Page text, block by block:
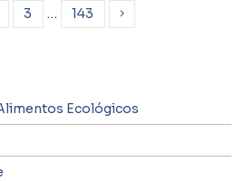
3 … 143
Ecológicos